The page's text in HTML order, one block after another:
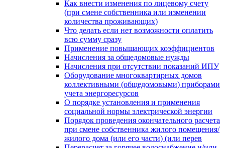
Как внести изменения по лицевому счету
(при смене собственника или изменении
количества проживающих)
Что делать если нет возможности оплатить
всю сумму сразу
Применение повышающих коэффициентов
Начисления за общедомовые нужды
Начисления при отсутствии показаний ИПУ
Оборудование многоквартирных домов
коллективными (общедомовыми) приборами
учета энергоресурсов
О порядке установления и применения
социальной нормы электрической энергии
Порядок проведения окончательного расчета
при смене собственника жилого помещения/
жилого дома (или его части) (или перев